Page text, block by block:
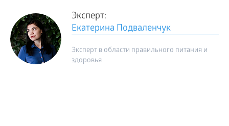
Эксперт:
Екатерина Подваленчук
Эксперт в области правильного питания и
здоровья